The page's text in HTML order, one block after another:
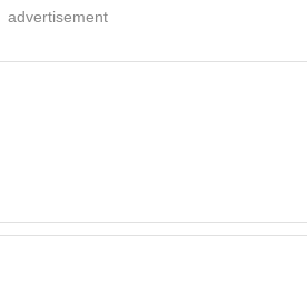
advertisement